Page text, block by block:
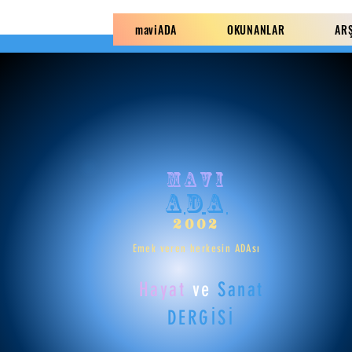
maviADA OKUNANLAR
mavi
ADA
2002
Hayat ve Sanat
DERGİSİ
Emek veren herkesin ADAsı